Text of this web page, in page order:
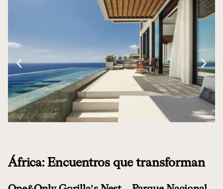
África: Encuentros que transforman